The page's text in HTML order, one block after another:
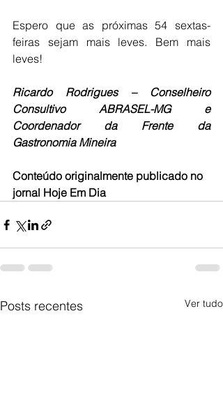
Espero que as próximas 54 sextas-
feiras sejam mais leves. Bem mais
leves!
Ricardo Rodrigues – Conselheiro
Consultivo ABRASEL-MG e
Coordenador da Frente da
Gastronomia Mineira
Conteúdo originalmente publicado no
jornal Hoje Em Dia
Posts recentes Ver tudo